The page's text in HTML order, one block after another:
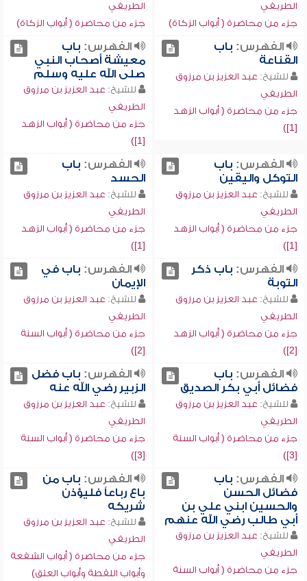
الطريفي
جزء من محاضرة ( أبواب الزكاة)
الطريفي
جزء من محاضرة ( أبواب الزكاة)
الفهرس: باب
القناعة
للشيخ: عبد العزيز بن مرزوق
الطريفي
جزء من محاضرة ( أبواب الزهد
[1])
الفهرس: باب
معيشة أصحاب النبي
صلى الله عليه وسلم
للشيخ: عبد العزيز بن مرزوق
الطريفي
جزء من محاضرة ( أبواب الزهد
[1])
الفهرس: باب
التوكل واليقين
للشيخ: عبد العزيز بن مرزوق
الطريفي
جزء من محاضرة ( أبواب الزهد
[1])
الفهرس: باب
الحسد
للشيخ: عبد العزيز بن مرزوق
الطريفي
جزء من محاضرة ( أبواب الزهد
[1])
الفهرس: باب ذكر
التوبة
للشيخ: عبد العزيز بن مرزوق
الطريفي
جزء من محاضرة ( أبواب الزهد
[2])
الفهرس: باب في
الإيمان
للشيخ: عبد العزيز بن مرزوق
الطريفي
جزء من محاضرة ( أبواب السنة
[2])
الفهرس: باب
فضائل أبي بكر الصديق
للشيخ: عبد العزيز بن مرزوق
الطريفي
جزء من محاضرة ( أبواب السنة
[3])
الفهرس: باب فضل
الزبير رضي الله عنه
للشيخ: عبد العزيز بن مرزوق
الطريفي
جزء من محاضرة ( أبواب السنة
[3])
الفهرس: باب
فضائل الحسن
والحسين ابني علي بن
أبي طالب رضي الله عنهم
للشيخ: عبد العزيز بن مرزوق
الطريفي
جزء من محاضرة ( أبواب السنة
الفهرس: باب من
باع رباعاً فليؤذن
شريكه
للشيخ: عبد العزيز بن مرزوق
الطريفي
جزء من محاضرة ( أبواب الشفعة
وأبواب اللقطة وأبواب العتق)